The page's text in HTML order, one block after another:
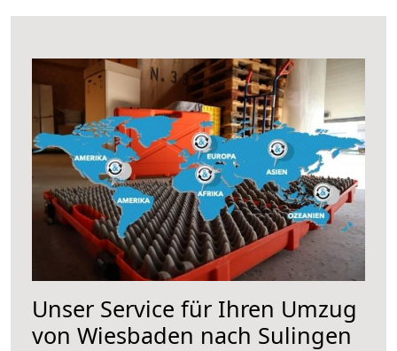
Unser Service für Ihren Umzug
von Wiesbaden nach Sulingen